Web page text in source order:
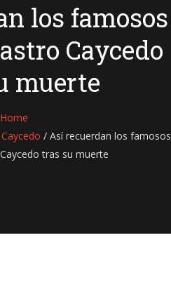
los famosos
Caycedo
muerte
Home
/Así recuerdan los famosos
tras su muerte